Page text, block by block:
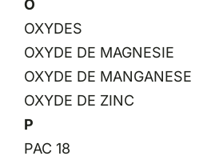
O
OXYDES
OXYDE DE MAGNESIE
OXYDE DE MANGANESE
OXYDE DE ZINC
P
PAC 18